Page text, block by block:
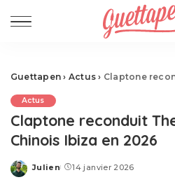
Guettapen › Actus › Claptone reconduit
Actus
Claptone reconduit
Chinois Ibiza en 2026
Posted
Julien 14 janvier 2026